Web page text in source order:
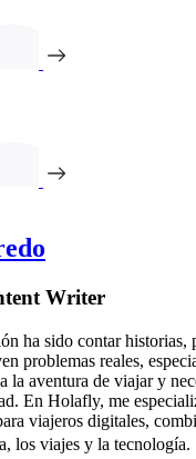
Writer
ha sido contar historias,
problemas reales,
la aventura de viajar y
En Holafly, me
viajeros digitales,
los viajes y la